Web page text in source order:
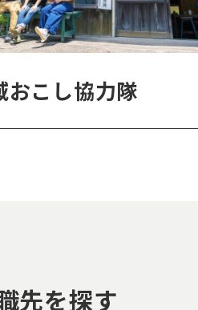
おこし協力隊
先を探す